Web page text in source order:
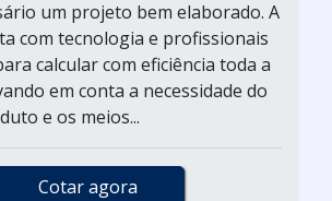
um projeto bem elaborado. A
com tecnologia e profissionais
calcular com eficiência toda a
em conta a necessidade do
e os meios...
Cotar agora